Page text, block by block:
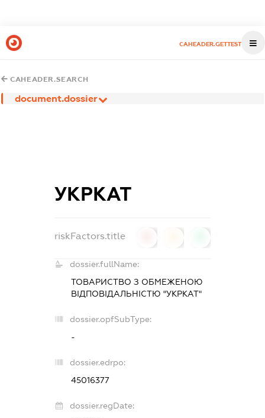
CAHEADER.GETTEST
CAHEADER.SEARCH
document.dossier
УКРКАТ
riskFactors.title
dossier.fullName:
ТОВАРИСТВО З ОБМЕЖЕНОЮ
ВІДПОВІДАЛЬНІСТЮ "УКРКАТ"
dossier.opfSubType:
-
dossier.edrpo:
45016377
dossier.regDate: